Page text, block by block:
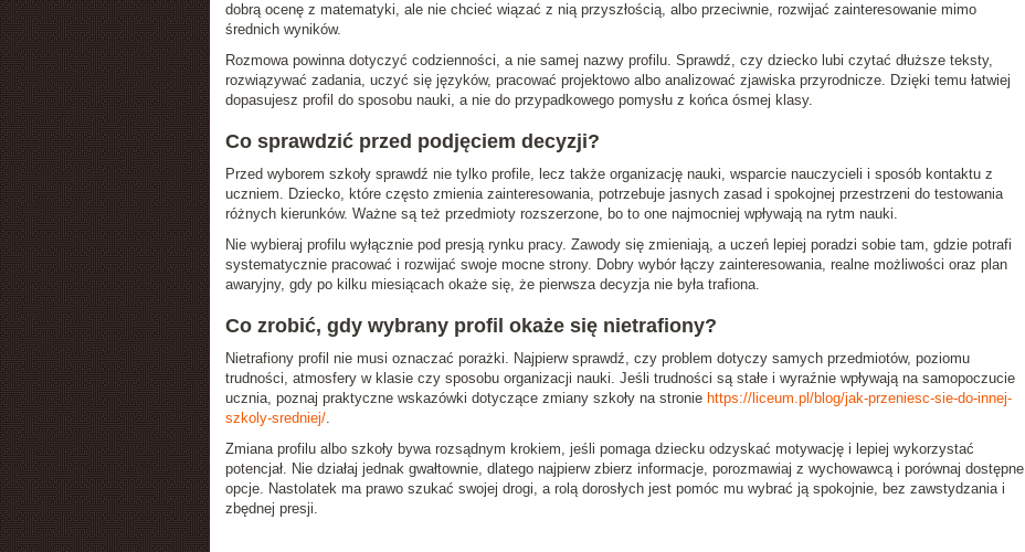
dobrą ocenę z matematyki, ale nie chcieć wiązać z nią przyszłością, albo przeciwnie, rozwijać zainteresowanie mimo
średnich wyników.
Rozmowa powinna dotyczyć codzienności, a nie samej nazwy profilu. Sprawdź, czy dziecko lubi czytać dłuższe teksty,
rozwiązywać zadania, uczyć się języków, pracować projektowo albo analizować zjawiska przyrodnicze. Dzięki temu łatwiej
dopasujesz profil do sposobu nauki, a nie do przypadkowego pomysłu z końca ósmej klasy.
Co sprawdzić przed podjęciem decyzji?
Przed wyborem szkoły sprawdź nie tylko profile, lecz także organizację nauki, wsparcie nauczycieli i sposób kontaktu z
uczniem. Dziecko, które często zmienia zainteresowania, potrzebuje jasnych zasad i spokojnej przestrzeni do testowania
różnych kierunków. Ważne są też przedmioty rozszerzone, bo to one najmocniej wpływają na rytm nauki.
Nie wybieraj profilu wyłącznie pod presją rynku pracy. Zawody się zmieniają, a uczeń lepiej poradzi sobie tam, gdzie potrafi
systematycznie pracować i rozwijać swoje mocne strony. Dobry wybór łączy zainteresowania, realne możliwości oraz plan
awaryjny, gdy po kilku miesiącach okaże się, że pierwsza decyzja nie była trafiona.
Co zrobić, gdy wybrany profil okaże się nietrafiony?
Nietrafiony profil nie musi oznaczać porażki. Najpierw sprawdź, czy problem dotyczy samych przedmiotów, poziomu
trudności, atmosfery w klasie czy sposobu organizacji nauki. Jeśli trudności są stałe i wyraźnie wpływają na samopoczucie
ucznia, poznaj praktyczne wskazówki dotyczące zmiany szkoły na stronie https://liceum.pl/blog/jak-przeniesc-sie-do-innej-
szkoly-sredniej/.
Zmiana profilu albo szkoły bywa rozsądnym krokiem, jeśli pomaga dziecku odzyskać motywację i lepiej wykorzystać
potencjał. Nie działaj jednak gwałtownie, dlatego najpierw zbierz informacje, porozmawiaj z wychowawcą i porównaj dostępne
opcje. Nastolatek ma prawo szukać swojej drogi, a rolą dorosłych jest pomóc mu wybrać ją spokojnie, bez zawstydzania i
zbędnej presji.